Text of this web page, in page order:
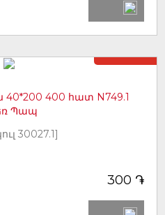
400 հատ N749.1
Պապ
30027.1]
300 ֏